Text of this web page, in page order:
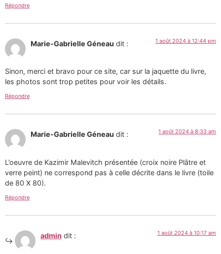
Répondre
Marie-Gabrielle Géneau dit : 1 août 2024 à 12:44 pm
Sinon, merci et bravo pour ce site, car sur la jaquette du livre,
les photos sont trop petites pour voir les détails.
Répondre
Marie-Gabrielle Géneau dit : 1 août 2024 à 8:33 am
L’oeuvre de Kazimir Malevitch présentée (croix noire Plâtre et
verre peint) ne correspond pas à celle décrite dans le livre (toile
de 80 X 80).
Répondre
admin dit : 1 août 2024 à 10:17 am